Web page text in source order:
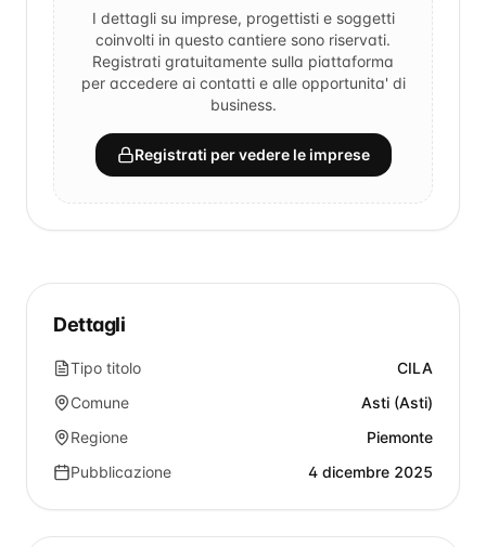
I dettagli su imprese, progettisti e soggetti
coinvolti in questo cantiere sono riservati.
Registrati gratuitamente sulla piattaforma
per accedere ai contatti e alle opportunita' di
business.
Registrati per vedere le imprese
Dettagli
Tipo titolo
CILA
Comune
Asti (Asti)
Regione
Piemonte
Pubblicazione
4 dicembre 2025